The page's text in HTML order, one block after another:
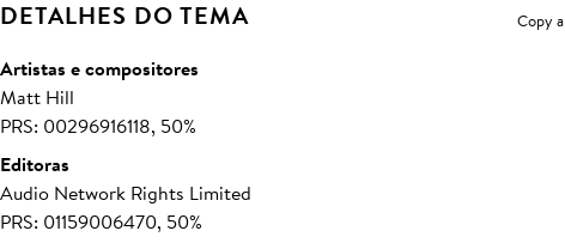
DETALHES DO TEMA Copy
Artistas e compositores
Matt Hill
PRS: 00296916118, 50%
Editoras
Audio Network Rights Limited
PRS: 01159006470, 50%